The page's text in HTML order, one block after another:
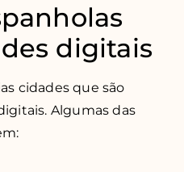
digitais
cidades que são
Algumas das